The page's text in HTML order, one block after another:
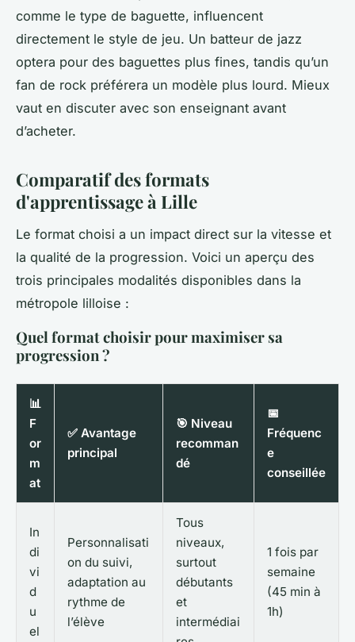
comme le type de baguette, influencent
directement le style de jeu. Un batteur de jazz
optera pour des baguettes plus fines, tandis qu’un
fan de rock préférera un modèle plus lourd. Mieux
vaut en discuter avec son enseignant avant
d’acheter.
Comparatif des formats
d'apprentissage à Lille
Le format choisi a un impact direct sur la vitesse et
la qualité de la progression. Voici un aperçu des
trois principales modalités disponibles dans la
métropole lilloise :
Quel format choisir pour maximiser sa
progression ?
📊
F
or
m
at
✅ Avantage
principal
🎯 Niveau
recomman
dé
📅
Fréquenc
e
conseillée
In
di
vi
d
u
el
Personnalisati
on du suivi,
adaptation au
rythme de
l’élève
Tous
niveaux,
surtout
débutants
et
intermédiai
1 fois par
semaine
(45 min à
1h)